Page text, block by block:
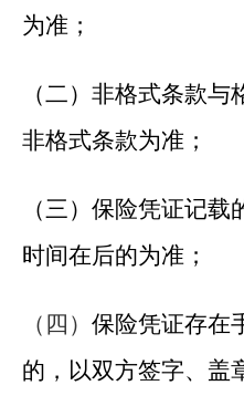
为准；
（二）非格式条款
非格式条款为准；
（三）保险凭证记
时间在后的为准；
（四） 保险凭证存在
的，以双方签字、盖